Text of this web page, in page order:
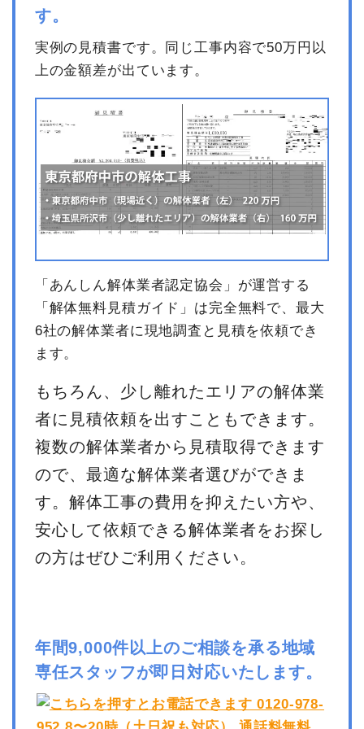
値引き
小計
800,000円
消費税
合計金額
880,000円
す。
実例の見積書です。同じ工事内容で50万円以
上の金額差が出ています。
「あんしん解体業者認定協会」が運営する
「解体無料見積ガイド」は完全無料で、最大
6社の解体業者に現地調査と見積を依頼でき
ます。
もちろん、少し離れたエリアの解体業
者に見積依頼を出すこともできます。
複数の解体業者から見積取得できます
ので、最適な解体業者選びができま
す。解体工事の費用を抑えたい方や、
安心して依頼できる解体業者をお探し
の方はぜひご利用ください。
年間9,000件以上のご相談を承る地域
専任スタッフが即日対応いたします。